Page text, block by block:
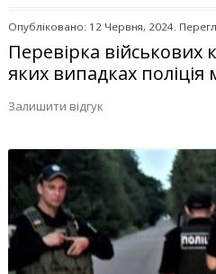
Опубліковано: 12 Червня, 2024.
Перевірка військових
яких випадках
Залишити відгук